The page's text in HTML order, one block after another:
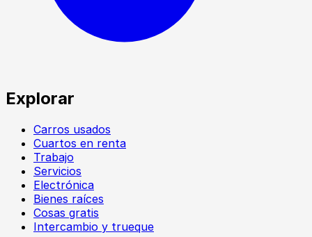
Explorar
Carros usados
Cuartos en renta
Trabajo
Servicios
Electrónica
Bienes raíces
Cosas gratis
Intercambio y trueque